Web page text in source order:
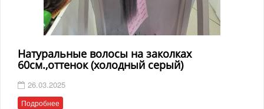
Натуральные волосы на заколках
60см.,оттенок (холодный серый)
26.03.2025
Подробнее